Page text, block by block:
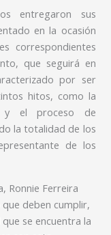
entregaron sus
en la ocasión
correspondientes
que seguirá en
por ser
hitos, como la
y el proceso de
la totalidad de los
de los
Ronnie Ferreira
deben cumplir,
se encuentra la